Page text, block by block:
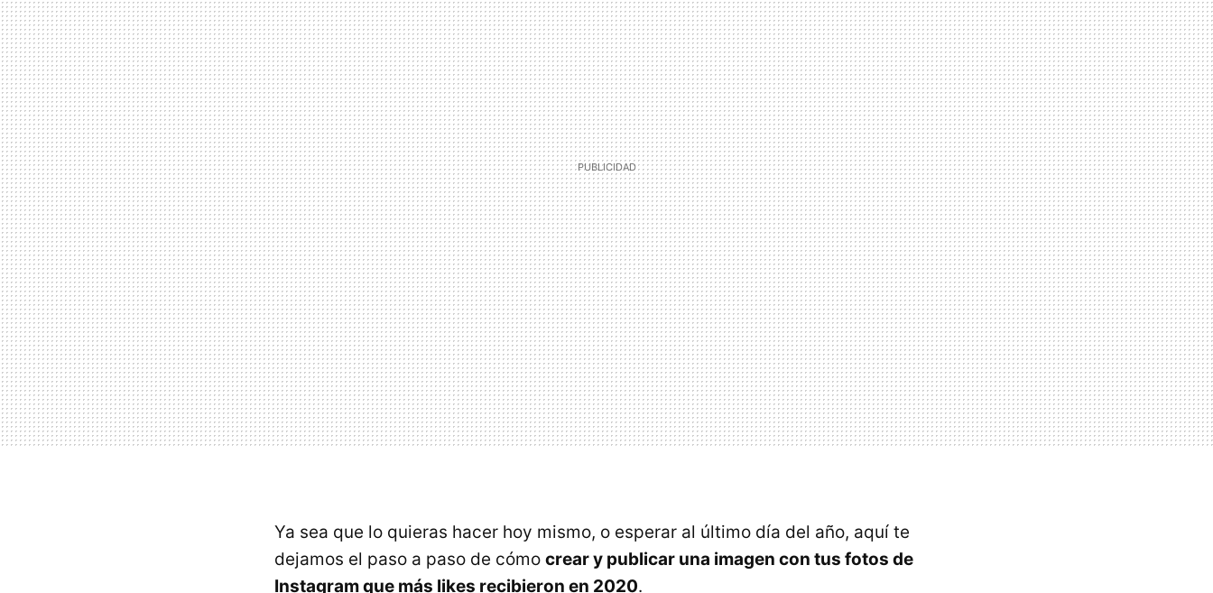
Ya sea que lo quieras hacer hoy mismo, o esperar al último día del año, aquí te
dejamos el paso a paso de cómo crear y publicar una imagen con tus fotos de
Instagram que más likes recibieron en 2020.